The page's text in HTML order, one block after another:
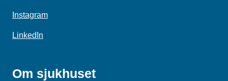
Instagram
LinkedIn
Om sjukhuset